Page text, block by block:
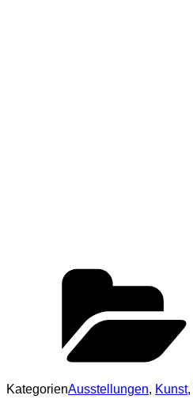
KategorienAusstellungen, Kunst,